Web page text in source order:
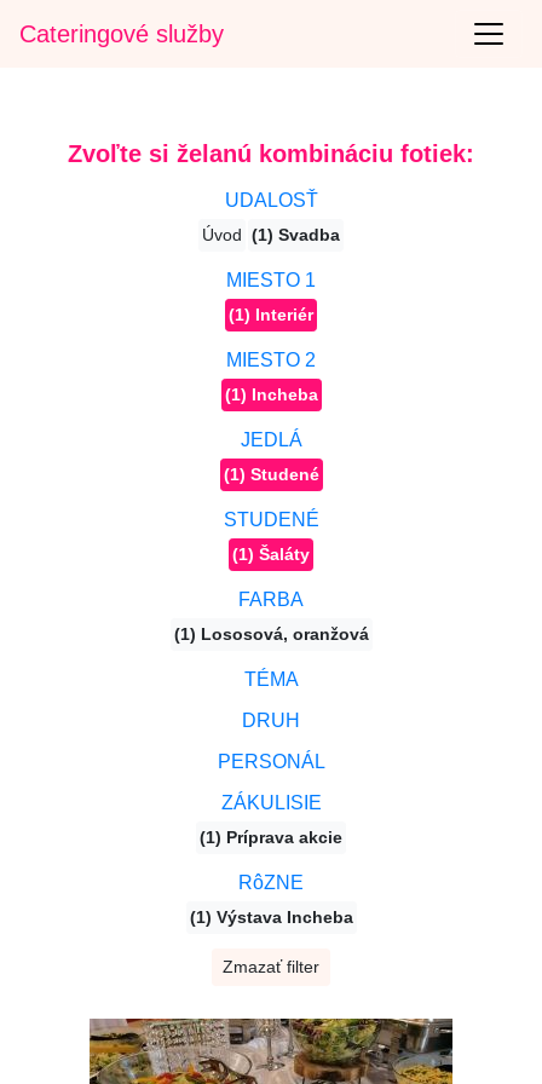
Cateringové služby
Zvoľte si želanú kombináciu fotiek:
UDALOSŤ
Úvod (1) Svadba
MIESTO 1
(1) Interiér
MIESTO 2
(1) Incheba
JEDLÁ
(1) Studené
STUDENÉ
(1) Šaláty
FARBA
(1) Lososová, oranžová
TÉMA
DRUH
PERSONÁL
ZÁKULISIE
(1) Príprava akcie
RôZNE
(1) Výstava Incheba
Zmazať filter